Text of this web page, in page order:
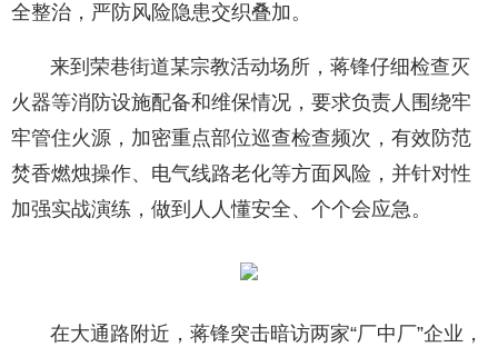
全整治，严防风险隐患交织叠加。
来到荣巷街道某宗教活动场所，蒋锋仔细检查灭
火器等消防设施配备和维保情况，要求负责人围绕牢
牢管住火源，加密重点部位巡查检查频次，有效防范
焚香燃烛操作、电气线路老化等方面风险，并针对性
加强实战演练，做到人人懂安全、个个会应急。
在大通路附近，蒋锋突击暗访两家“厂中厂”企业，